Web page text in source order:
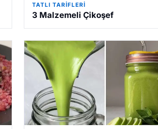
TATLI TARIFLERI
3 Malzemeli Çikoşef